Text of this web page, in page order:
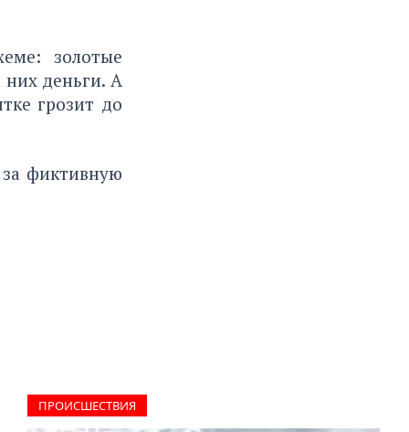
золотые
них деньги. А
грозит до
фиктивную
ПРОИCШЕСТВИЯ